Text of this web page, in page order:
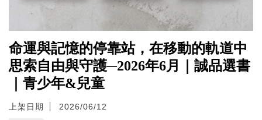
命運與記憶的停靠站，在移動的軌道中
思索自由與守護─2026年6月｜誠品選書
｜青少年&兒童
上架日期 2026/06/12